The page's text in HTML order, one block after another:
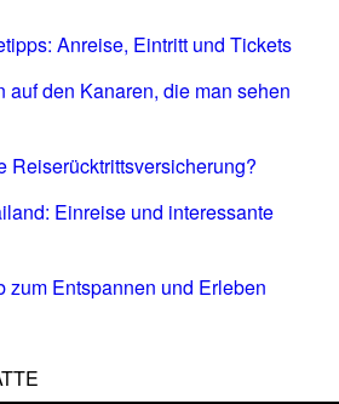
Anreise, Eintritt und Tickets
auf den Kanaren, die man sehen
Reiserücktrittsversicherung?
Einreise und interessante
zum Entspannen und Erleben